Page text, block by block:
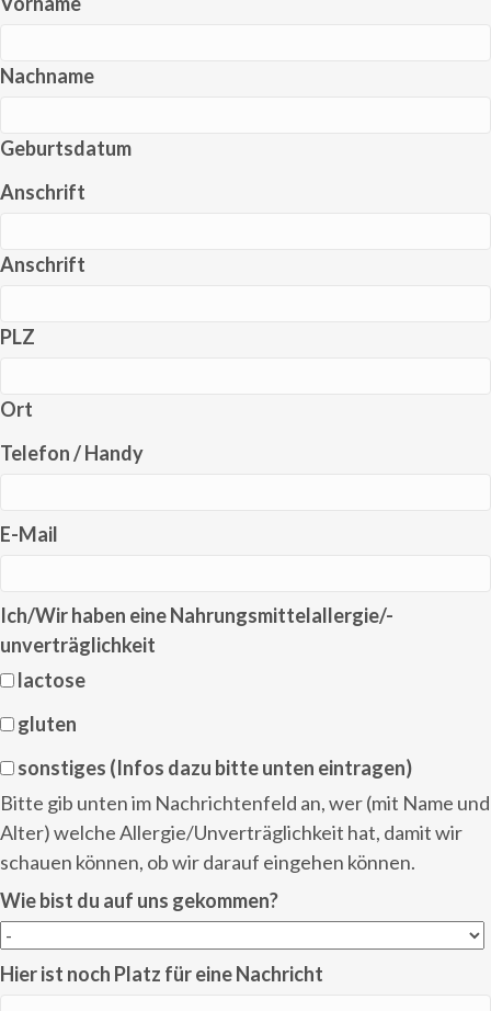
Nachname
Geburtsdatum
Anschrift
Anschrift
PLZ
Ort
Telefon / Handy
E-Mail
Ich/Wir haben eine Nahrungsmittelallergie/-
unverträglichkeit
lactose
gluten
sonstiges (Infos dazu bitte unten eintragen)
Bitte gib unten im Nachrichtenfeld an, wer (mit Name und
Alter) welche Allergie/Unverträglichkeit hat, damit wir
schauen können, ob wir darauf eingehen können.
Wie bist du auf uns gekommen?
Hier ist noch Platz für eine Nachricht